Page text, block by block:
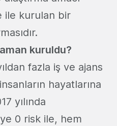
ile kurulan bir
kuruldu?
fazla iş ve ajans
hayatlarına
yılında
0 risk ile, hem